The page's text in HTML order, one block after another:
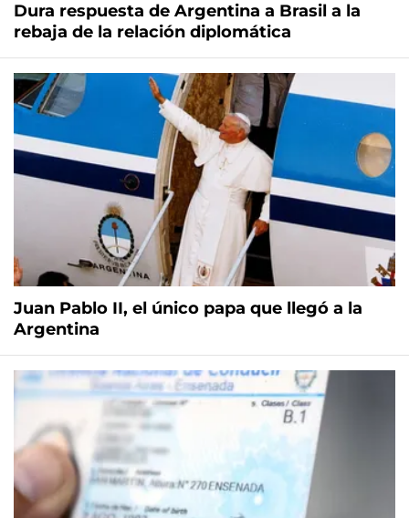
Dura respuesta de Argentina a Brasil a la
rebaja de la relación diplomática
Juan Pablo II, el único papa que llegó a la
Argentina